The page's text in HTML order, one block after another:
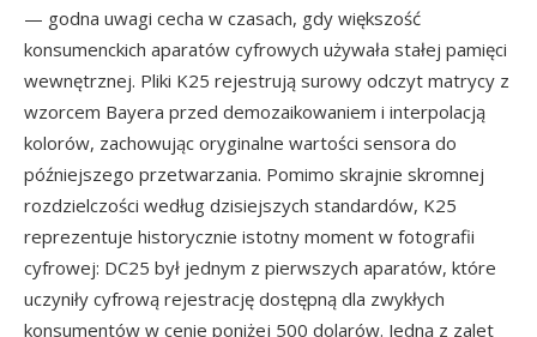
— godna uwagi cecha w czasach, gdy większość
konsumenckich aparatów cyfrowych używała stałej pamięci
wewnętrznej. Pliki K25 rejestrują surowy odczyt matrycy z
wzorcem Bayera przed demozaikowaniem i interpolacją
kolorów, zachowując oryginalne wartości sensora do
późniejszego przetwarzania. Pomimo skrajnie skromnej
rozdzielczości według dzisiejszych standardów, K25
reprezentuje historycznie istotny moment w fotografii
cyfrowej: DC25 był jednym z pierwszych aparatów, które
uczyniły cyfrową rejestrację dostępną dla zwykłych
konsumentów w cenie poniżej 500 dolarów. Jedną z zalet